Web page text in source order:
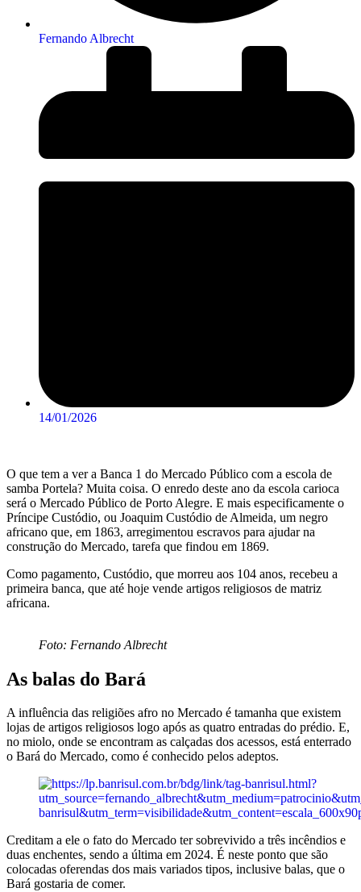
Fernando Albrecht
14/01/2026
O que tem a ver a Banca 1 do Mercado Público com a escola de
samba Portela? Muita coisa. O enredo deste ano da escola carioca
será o Mercado Público de Porto Alegre. E mais especificamente o
Príncipe Custódio, ou Joaquim Custódio de Almeida, um negro
africano que, em 1863, arregimentou escravos para ajudar na
construção do Mercado, tarefa que findou em 1869.
Como pagamento, Custódio, que morreu aos 104 anos, recebeu a
primeira banca, que até hoje vende artigos religiosos de matriz
africana.
Foto: Fernando Albrecht
As balas do Bará
A influência das religiões afro no Mercado é tamanha que existem
lojas de artigos religiosos logo após as quatro entradas do prédio. E,
no miolo, onde se encontram as calçadas dos acessos, está enterrado
o Bará do Mercado, como é conhecido pelos adeptos.
Creditam a ele o fato do Mercado ter sobrevivido a três incêndios e
duas enchentes, sendo a última em 2024. É neste ponto que são
colocadas oferendas dos mais variados tipos, inclusive balas, que o
Bará gostaria de comer.